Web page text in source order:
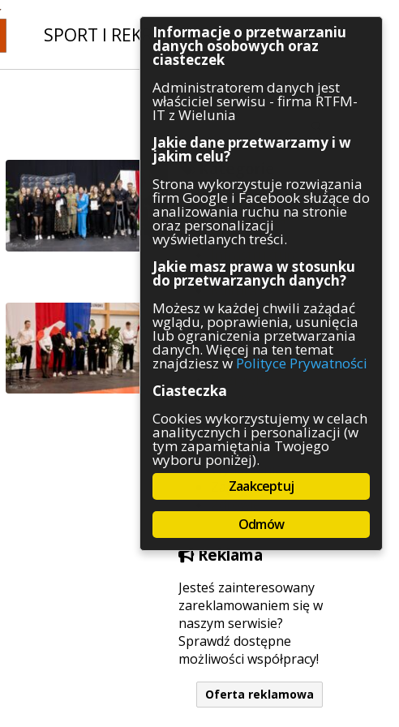
SPORT I REKREACJA|INWESTYCJE
Szukaj
Kategorie
Architektura
Gospodarka
Handel
Komunikaty
Kultura
Polityka
Pozostałe
Psychologia
Rolnictwo
Służby
Sport
Środowisko
Szkolnictwo
Wydarzenia
Zapowiedzi
Zdrowie
Reklama
Jesteś zainteresowany
zareklamowaniem się w
naszym serwisie?
Sprawdź dostępne
możliwości współpracy!
Oferta reklamowa
Informacje o przetwarzaniu
danych osobowych oraz
ciasteczek
Administratorem danych jest
właściciel serwisu - firma RTFM-
IT z Wielunia
Jakie dane przetwarzamy i w
jakim celu?
Strona wykorzystuje rozwiązania
firm Google i Facebook służące do
analizowania ruchu na stronie
oraz personalizacji
wyświetlanych treści.
Jakie masz prawa w stosunku
do przetwarzanych danych?
Możesz w każdej chwili zażądać
wglądu, poprawienia, usunięcia
lub ograniczenia przetwarzania
danych. Więcej na ten temat
znajdziesz w Polityce Prywatności
Ciasteczka
Cookies wykorzystujemy w celach
analitycznych i personalizacji (w
tym zapamiętania Twojego
wyboru poniżej).
Zaakceptuj
Odmów